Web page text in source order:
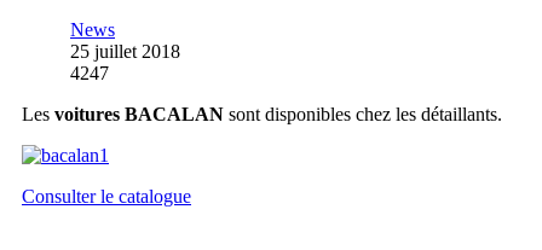
News
25 juillet 2018
4247
Les voitures BACALAN sont disponibles chez les détaillants.
Consulter le catalogue